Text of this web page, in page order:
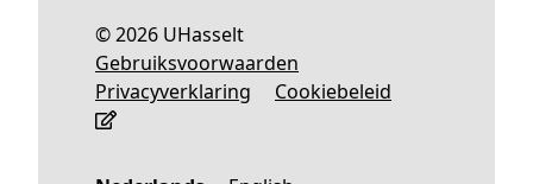
© 2026 UHasselt
Gebruiksvoorwaarden
Privacyverklaring
Cookiebeleid